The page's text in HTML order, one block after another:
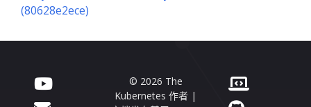
(80628e2ece)
© 2026 The
Kubernetes 作者 |